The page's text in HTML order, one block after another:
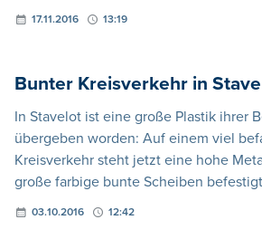
17.11.2016 13:19
Bunter Kreisverkehr in
In Stavelot ist eine große Plastik ihrer
übergeben worden: Auf einem viel
Kreisverkehr steht jetzt eine hohe
große farbige bunte Scheiben
03.10.2016 12:42